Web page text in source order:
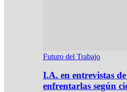
Futuro del Trabajo
I.A. en entrevistas
enfrentarlas según